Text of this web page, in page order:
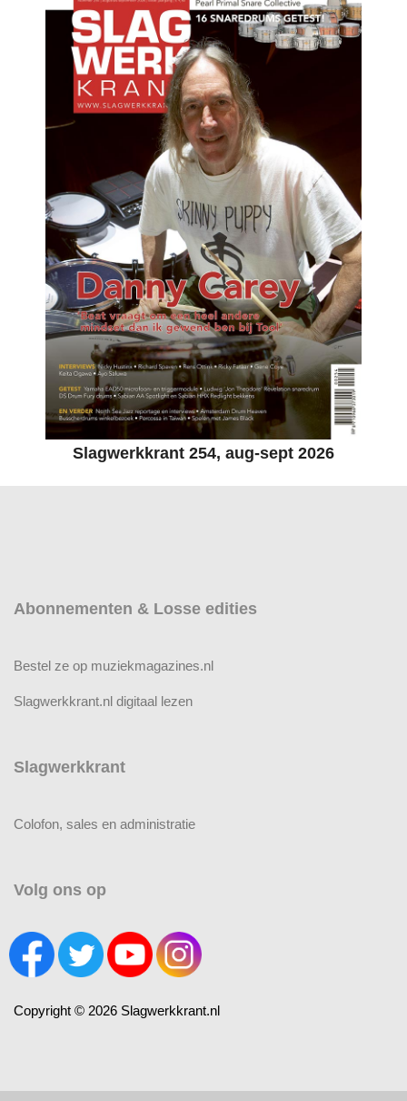
Slagwerkkrant 254, aug-sept 2026
Abonnementen & Losse edities
Bestel ze op muziekmagazines.nl
Slagwerkkrant.nl digitaal lezen
Slagwerkkrant
Colofon, sales en administratie
Volg ons op
Copyright © 2026 Slagwerkkrant.nl